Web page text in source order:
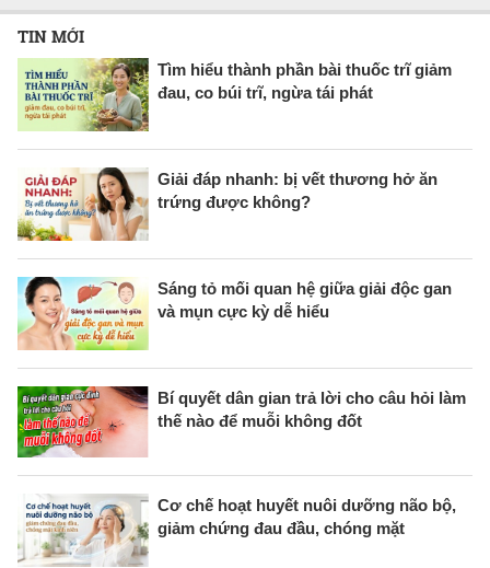
TIN MỚI
Tìm hiểu thành phần bài thuốc trĩ giảm
đau, co búi trĩ, ngừa tái phát
Giải đáp nhanh: bị vết thương hở ăn
trứng được không?
Sáng tỏ mối quan hệ giữa giải độc gan
và mụn cực kỳ dễ hiểu
Bí quyết dân gian trả lời cho câu hỏi làm
thế nào để muỗi không đốt
Cơ chế hoạt huyết nuôi dưỡng não bộ,
giảm chứng đau đầu, chóng mặt